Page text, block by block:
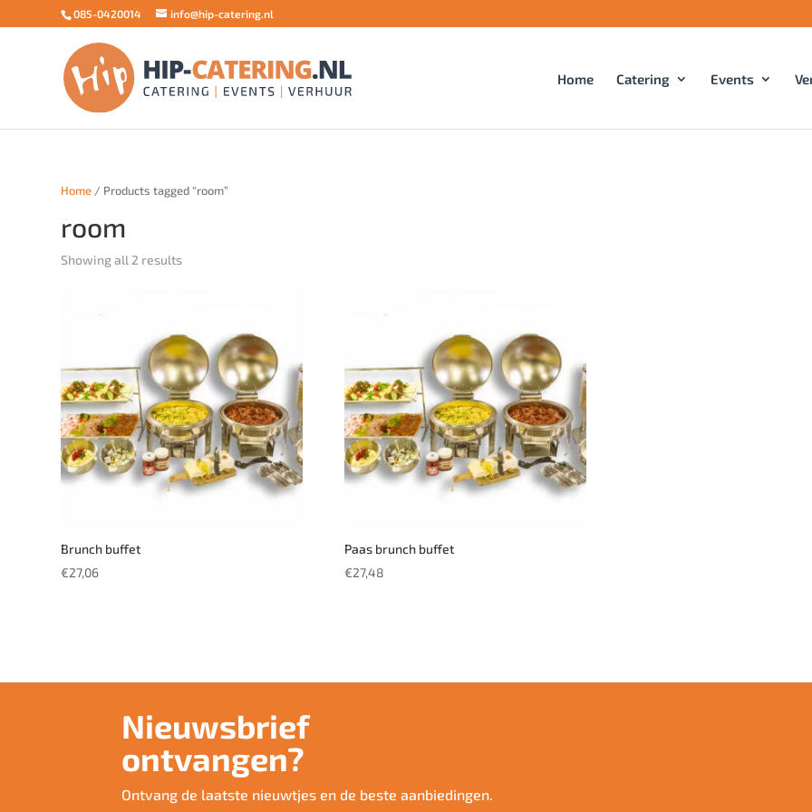
085-0420014 info@hip-catering.nl
Home Catering Events
Home / Products tagged “room”
room
Showing all 2 results
Brunch buffet
€27,06
Paas brunch buffet
€27,48
Nieuwsbrief
ontvangen?
Ontvang de laatste nieuwtjes en de beste aanbiedingen.